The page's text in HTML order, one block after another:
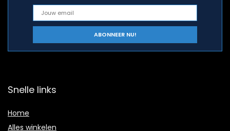
Snelle links
Home
Alles winkelen